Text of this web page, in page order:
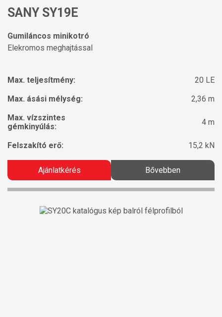
SANY SY19E
Gumiláncos minikotró
Elekromos meghajtással
Max. teljesítmény:
20 LE
Max. ásási mélység:
2,36 m
Max. vízszintes
gémkinyúlás:
4 m
Felszakító erő: 15,2 kN
Ajánlatkérés Bővebben